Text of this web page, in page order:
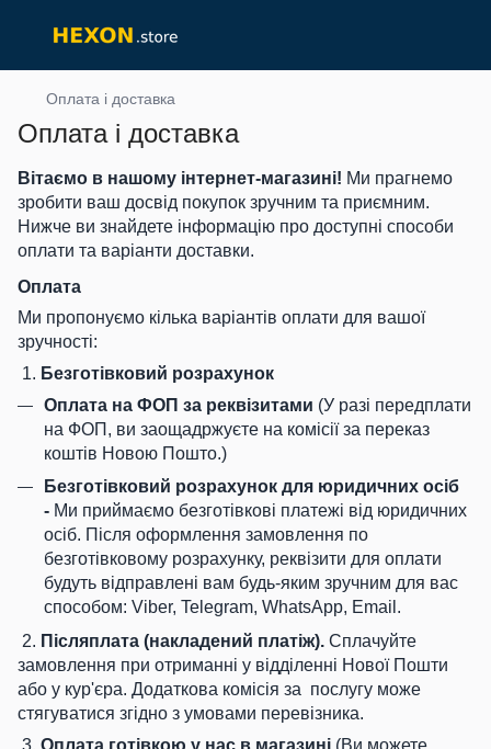
Оплата і доставка
Оплата і доставка
Вітаємо в нашому інтернет-магазині! Ми прагнемо
зробити ваш досвід покупок зручним та приємним.
Нижче ви знайдете інформацію про доступні способи
оплати та варіанти доставки.
Оплата
Ми пропонуємо кілька варіантів оплати для вашої
зручності:
1. Безготівковий розрахунок
Оплата на ФОП за реквізитами (У разі передплати
на ФОП, ви заощадржуєте на комісії за переказ
коштів Новою Пошто.)
Безготівковий розрахунок для юридичних осіб
- Ми приймаємо безготівкові платежі від юридичних
осіб. Після оформлення замовлення по
безготівковому розрахунку, реквізити для оплати
будуть відправлені вам будь-яким зручним для вас
способом: Viber, Telegram, WhatsApp, Email.
2. Післяплата (накладений платіж). Сплачуйте
замовлення при отриманні у відділенні Нової Пошти
або у кур'єра. Додаткова комісія за послугу може
стягуватися згідно з умовами перевізника.
3. Оплата готівкою у нас в магазині (Ви можете